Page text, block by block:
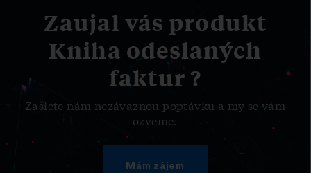
Zaujal vás produkt
Kniha odeslaných
faktur ?
Zašlete nám nezávaznou poptávku a my se vám
ozveme.
Mám zájem